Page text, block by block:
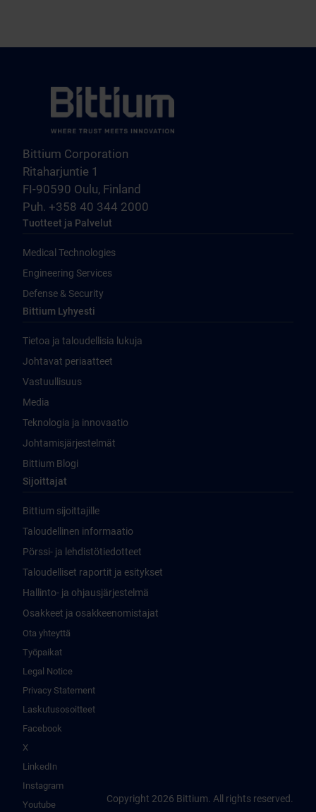
Bittium Corporation
Ritaharjuntie 1
FI-90590 Oulu, Finland
Puh. +358 40 344 2000
Tuotteet ja Palvelut
Medical Technologies
Engineering Services
Defense & Security
Bittium Lyhyesti
Tietoa ja taloudellisia lukuja
Johtavat periaatteet
Vastuullisuus
Media
Teknologia ja innovaatio
Johtamisjärjestelmät
Bittium Blogi
Sijoittajat
Bittium sijoittajille
Taloudellinen informaatio
Pörssi- ja lehdistötiedotteet
Taloudelliset raportit ja esitykset
Hallinto- ja ohjausjärjestelmä
Osakkeet ja osakkeenomistajat
Ota yhteyttä
Työpaikat
Legal Notice
Privacy Statement
Laskutusosoitteet
Facebook
X
LinkedIn
Instagram
Youtube
Copyright 2026 Bittium. All rights reserved.